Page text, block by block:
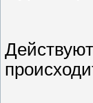
Действуют